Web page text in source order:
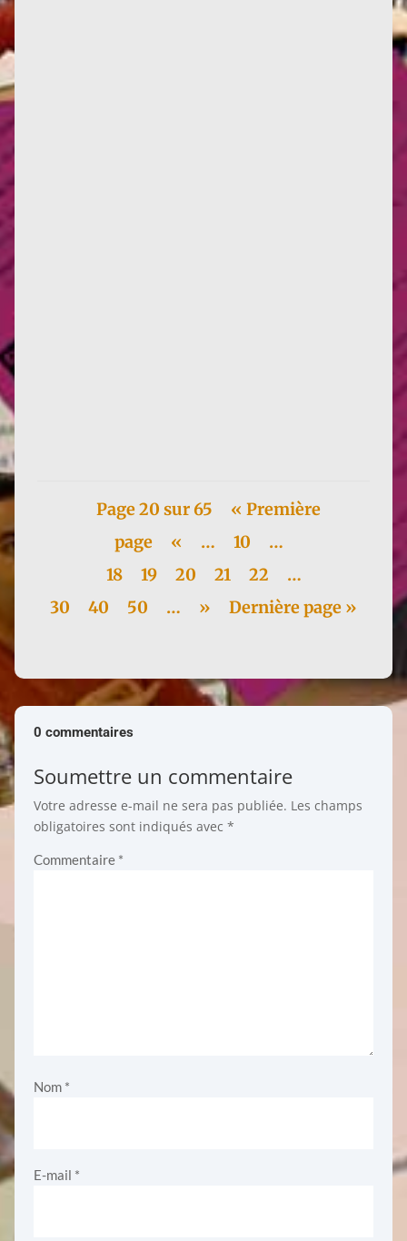
Page 20 sur 65
« Première
page
« … 10
…
18
19 20 21 22
…
30
40 50 … » Dernière page »
0 commentaires
Soumettre un commentaire
Votre adresse e-mail ne sera pas publiée. Les champs
obligatoires sont indiqués avec *
Commentaire *
Nom *
E-mail *